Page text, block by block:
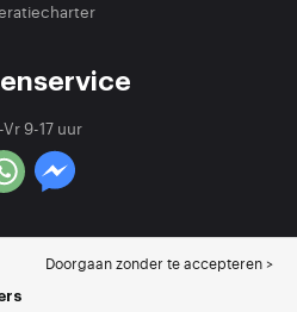
Vr 9-17 uur
Doorgaan zonder te accepteren >